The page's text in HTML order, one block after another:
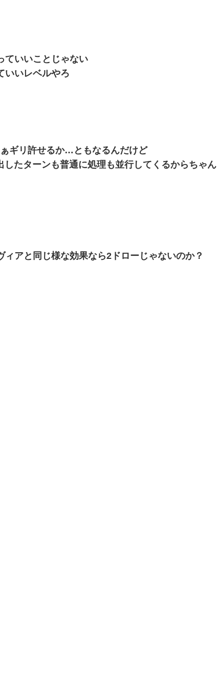
ていいことじゃない
いいレベルやろ
ギリ許せるか…ともなるんだけど
たターンも普通に処理も並行してくるからちゃん
アと同じ様な効果なら2ドローじゃないのか？